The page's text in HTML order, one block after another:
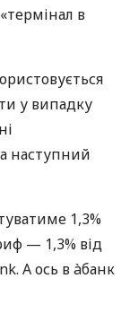
в
у випадку
наступний
1,3%
— 1,3% від
А ось в àбанк